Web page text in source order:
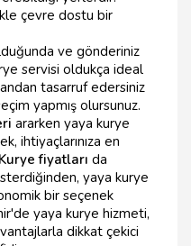
çevre dostu bir
ve gönderiniz
servisi oldukça ideal
tasarruf edersiniz
yapmış olursunuz.
ararken yaya kurye
ihtiyaçlarınıza en
Kurye fiyatları da
yaya kurye
bir seçenek
yaya kurye hizmeti,
dikkat çekici